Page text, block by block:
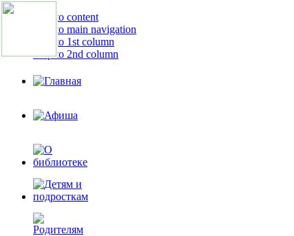
Skip to content
Skip to main navigation
Skip to 1st column
Skip to 2nd column